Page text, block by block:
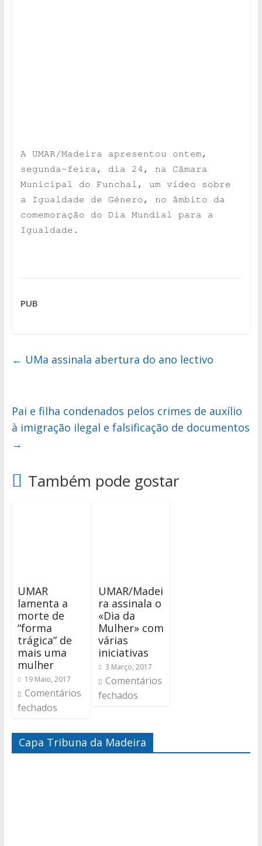
A UMAR/Madeira apresentou ontem,
segunda-feira, dia 24, na Câmara
Municipal do Funchal, um vídeo sobre
a Igualdade de Género, no âmbito da
comemoração do Dia Mundial para a
Igualdade.
PUB
← UMa assinala abertura do ano lectivo
Pai e filha condenados pelos crimes de auxílio
à imigração ilegal e falsificação de documentos
→
Também pode gostar
UMAR
lamenta a
morte de
“forma
trágica” de
mais uma
mulher
19 Maio, 2017
Comentários
fechados
UMAR/Madei
ra assinala o
«Dia da
Mulher» com
várias
iniciativas
3 Março, 2017
Comentários
fechados
Capa Tribuna da Madeira